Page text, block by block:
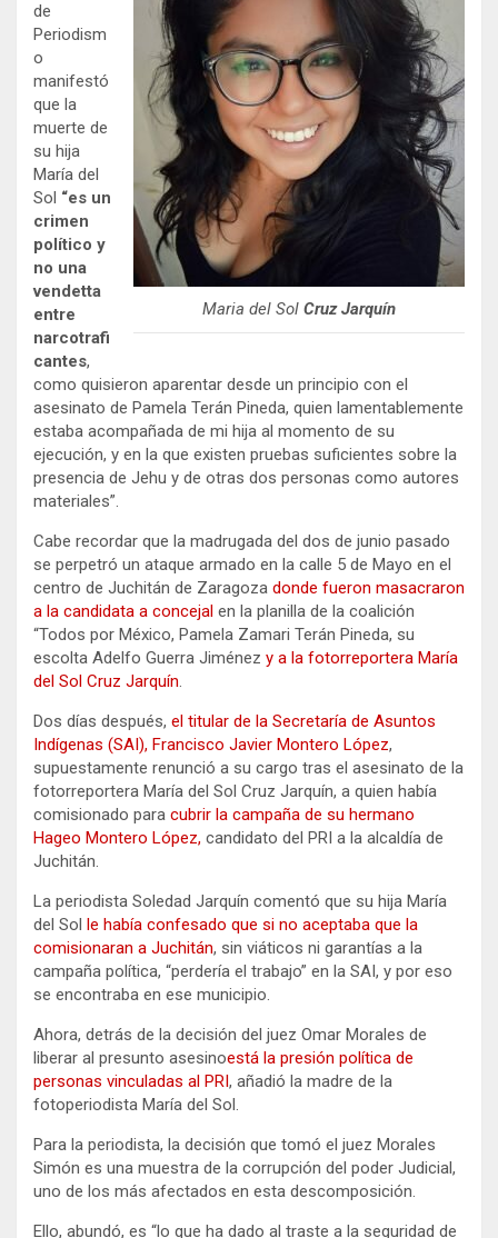
Maria del Sol Cruz Jarquín
de
Periodism
o
manifestó
que la
muerte de
su hija
María del
Sol “es un
crimen
político y
no una
vendetta
entre
narcotrafi
cantes,
como quisieron aparentar desde un principio con el
asesinato de Pamela Terán Pineda, quien lamentablemente
estaba acompañada de mi hija al momento de su
ejecución, y en la que existen pruebas suficientes sobre la
presencia de Jehu y de otras dos personas como autores
materiales”.
Cabe recordar que la madrugada del dos de junio pasado
se perpetró un ataque armado en la calle 5 de Mayo en el
centro de Juchitán de Zaragoza donde fueron masacraron
a la candidata a concejal en la planilla de la coalición
“Todos por México, Pamela Zamari Terán Pineda, su
escolta Adelfo Guerra Jiménez y a la fotorreportera María
del Sol Cruz Jarquín.
Dos días después, el titular de la Secretaría de Asuntos
Indígenas (SAI), Francisco Javier Montero López,
supuestamente renunció a su cargo tras el asesinato de la
fotorreportera María del Sol Cruz Jarquín, a quien había
comisionado para cubrir la campaña de su hermano
Hageo Montero López, candidato del PRI a la alcaldía de
Juchitán.
La periodista Soledad Jarquín comentó que su hija María
del Sol le había confesado que si no aceptaba que la
comisionaran a Juchitán, sin viáticos ni garantías a la
campaña política, “perdería el trabajo” en la SAI, y por eso
se encontraba en ese municipio.
Ahora, detrás de la decisión del juez Omar Morales de
liberar al presunto asesinoestá la presión política de
personas vinculadas al PRI, añadió la madre de la
fotoperiodista María del Sol.
Para la periodista, la decisión que tomó el juez Morales
Simón es una muestra de la corrupción del poder Judicial,
uno de los más afectados en esta descomposición.
Ello, abundó, es “lo que ha dado al traste a la seguridad de